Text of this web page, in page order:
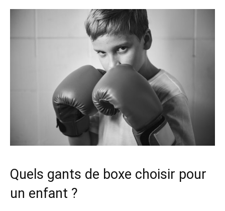
Quels gants de boxe choisir pour
un enfant ?